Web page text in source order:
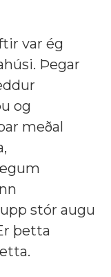
var ég
Þegar
og
meðal
stór augu
þetta